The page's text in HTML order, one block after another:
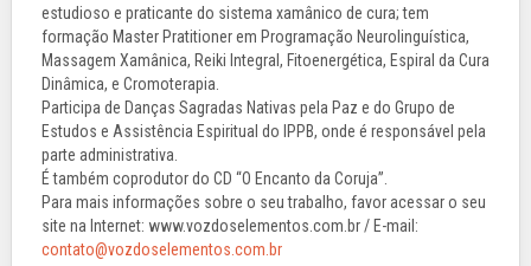
estudioso e praticante do sistema xamânico de cura; tem
formação Master Pratitioner em Programação Neurolinguística,
Massagem Xamânica, Reiki Integral, Fitoenergética, Espiral da Cura
Dinâmica, e Cromoterapia.
Participa de Danças Sagradas Nativas pela Paz e do Grupo de
Estudos e Assistência Espiritual do IPPB, onde é responsável pela
parte administrativa.
É também coprodutor do CD “O Encanto da Coruja”.
Para mais informações sobre o seu trabalho, favor acessar o seu
site na Internet: www.vozdoselementos.com.br / E-mail:
contato@vozdoselementos.com.br